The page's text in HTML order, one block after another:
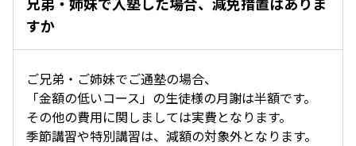
すか
ご兄弟・ご姉妹でご通塾の場合、
「金額の低いコース」の生徒様の月謝は半額です。
その他の費用に関しましては実費となります。
季節講習や特別講習は、減額の対象外となります。